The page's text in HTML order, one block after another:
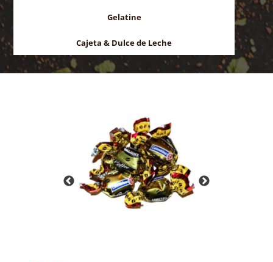
Gelatine
Cajeta & Dulce de Leche